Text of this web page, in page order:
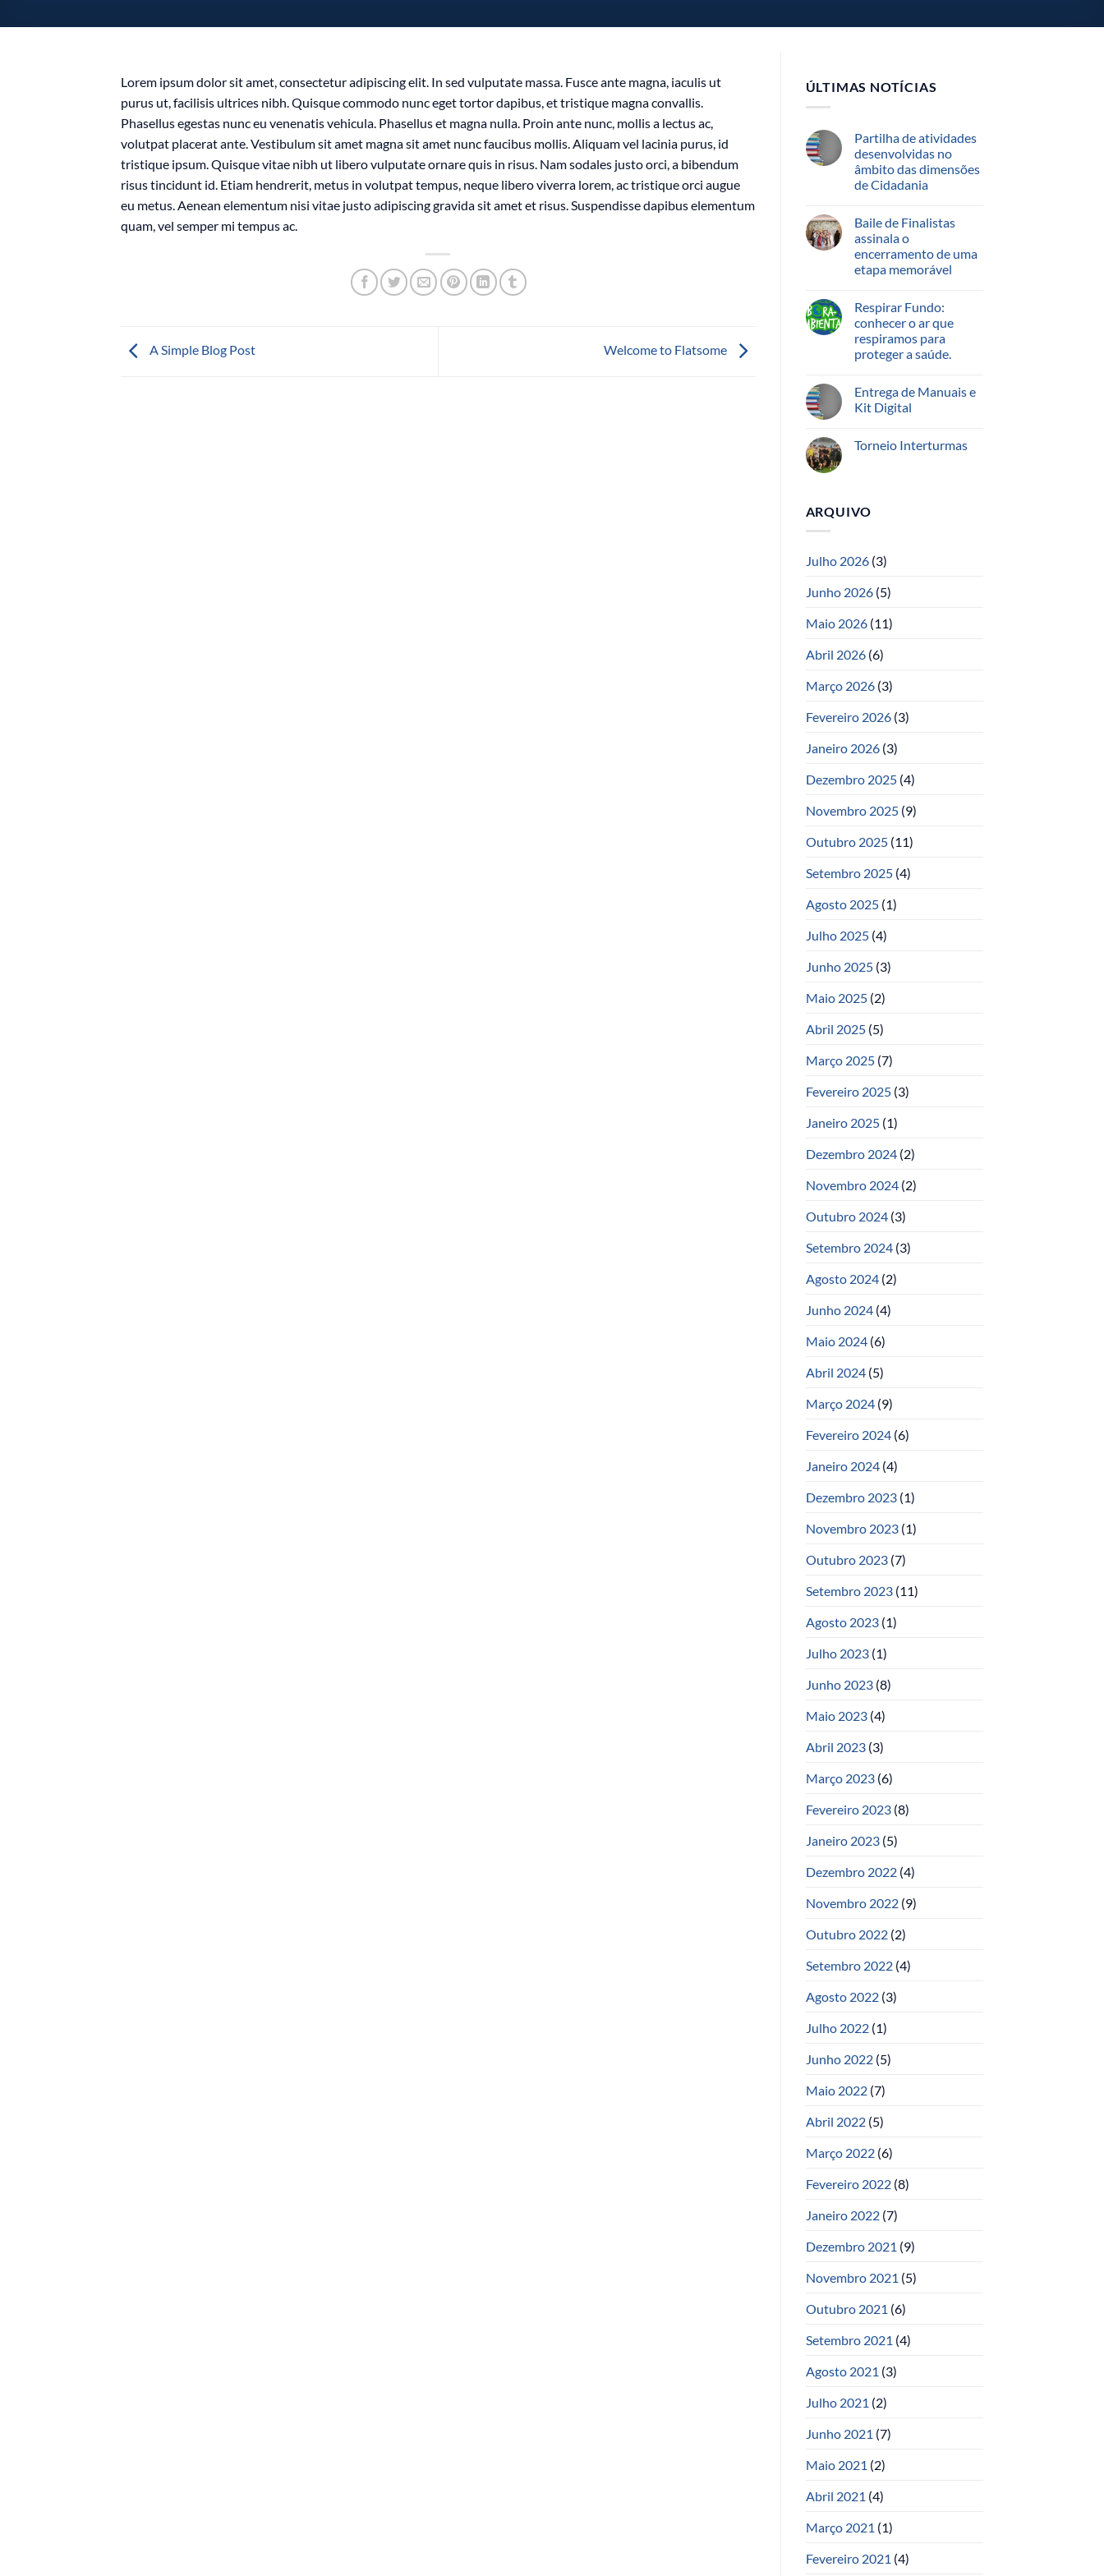
Lorem ipsum dolor sit amet, consectetur adipiscing elit. In sed vulputate massa. Fusce ante magna, iaculis ut
purus ut, facilisis ultrices nibh. Quisque commodo nunc eget tortor dapibus, et tristique magna convallis.
Phasellus egestas nunc eu venenatis vehicula. Phasellus et magna nulla. Proin ante nunc, mollis a lectus ac,
volutpat placerat ante. Vestibulum sit amet magna sit amet nunc faucibus mollis. Aliquam vel lacinia purus, id
tristique ipsum. Quisque vitae nibh ut libero vulputate ornare quis in risus. Nam sodales justo orci, a bibendum
risus tincidunt id. Etiam hendrerit, metus in volutpat tempus, neque libero viverra lorem, ac tristique orci augue
eu metus. Aenean elementum nisi vitae justo adipiscing gravida sit amet et risus. Suspendisse dapibus elementum
quam, vel semper mi tempus ac.
A Simple Blog Post Welcome to Flatsome
ÚLTIMAS NOTÍCIAS
Partilha de atividades
desenvolvidas no
âmbito das dimensões
de Cidadania
Baile de Finalistas
assinala o
encerramento de uma
etapa memorável
Respirar Fundo:
conhecer o ar que
respiramos para
proteger a saúde.
Entrega de Manuais e
Kit Digital
Torneio Interturmas
ARQUIVO
Julho 2026(3)
Junho 2026(5)
Maio 2026(11)
Abril 2026(6)
Março 2026(3)
Fevereiro 2026(3)
Janeiro 2026(3)
Dezembro 2025(4)
Novembro 2025(9)
Outubro 2025(11)
Setembro 2025(4)
Agosto 2025(1)
Julho 2025(4)
Junho 2025(3)
Maio 2025(2)
Abril 2025(5)
Março 2025(7)
Fevereiro 2025(3)
Janeiro 2025(1)
Dezembro 2024(2)
Novembro 2024(2)
Outubro 2024(3)
Setembro 2024(3)
Agosto 2024(2)
Junho 2024(4)
Maio 2024(6)
Abril 2024(5)
Março 2024(9)
Fevereiro 2024(6)
Janeiro 2024(4)
Dezembro 2023(1)
Novembro 2023(1)
Outubro 2023(7)
Setembro 2023(11)
Agosto 2023(1)
Julho 2023(1)
Junho 2023(8)
Maio 2023(4)
Abril 2023(3)
Março 2023(6)
Fevereiro 2023(8)
Janeiro 2023(5)
Dezembro 2022(4)
Novembro 2022(9)
Outubro 2022(2)
Setembro 2022(4)
Agosto 2022(3)
Julho 2022(1)
Junho 2022(5)
Maio 2022(7)
Abril 2022(5)
Março 2022(6)
Fevereiro 2022(8)
Janeiro 2022(7)
Dezembro 2021 (9)
Novembro 2021 (5)
Outubro 2021 (6)
Setembro 2021 (4)
Agosto 2021 (3)
Julho 2021 (2)
Junho 2021 (7)
Maio 2021 (2)
Abril 2021 (4)
Março 2021 (1)
Fevereiro 2021 (4)